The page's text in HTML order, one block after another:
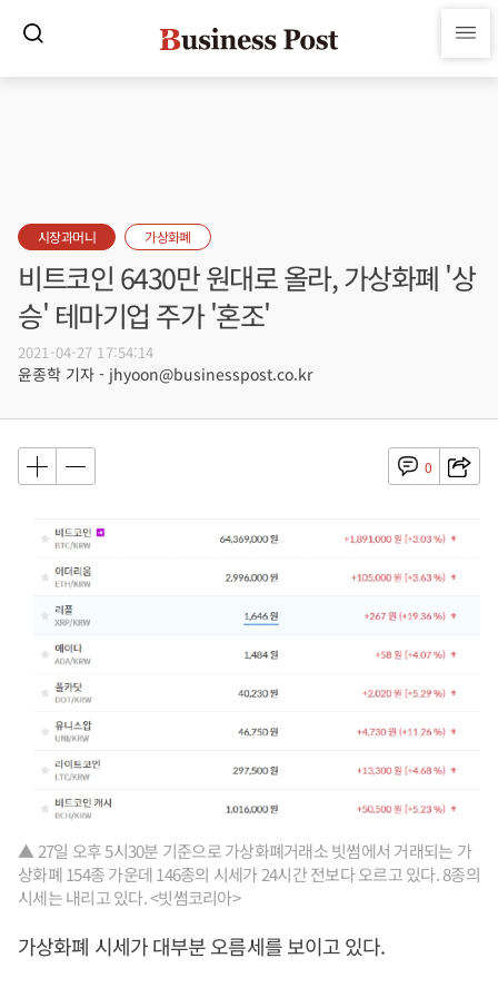
시장과머니 가상화폐
비트코인 6430만 원대로 올라, 가상화폐 '상
승' 테마기업 주가 '혼조'
2021-04-27 17:54:14
윤종학 기자 - jhyoon@businesspost.co.kr
0
▲ 27일 오후 5시30분 기준으로 가상화폐거래소 빗썸에서 거래되는 가
상화폐 154종 가운데 146종의 시세가 24시간 전보다 오르고 있다. 8종의
시세는 내리고 있다. <빗썸코리아>
가상화폐 시세가 대부분 오름세를 보이고 있다.